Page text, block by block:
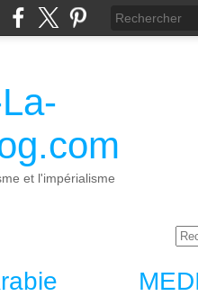
et l'impérialisme